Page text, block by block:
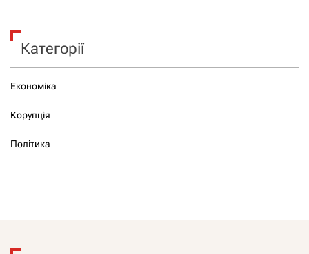
Категорії
Економіка
Корупція
Політика